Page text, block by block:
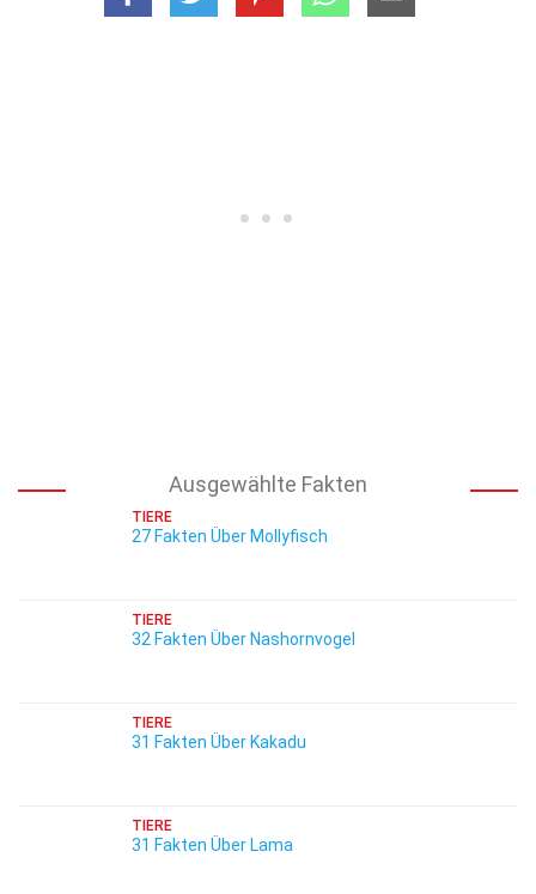
Ausgewählte Fakten
TIERE
27 Fakten Über Mollyfisch
TIERE
32 Fakten Über Nashornvogel
TIERE
31 Fakten Über Kakadu
TIERE
31 Fakten Über Lama